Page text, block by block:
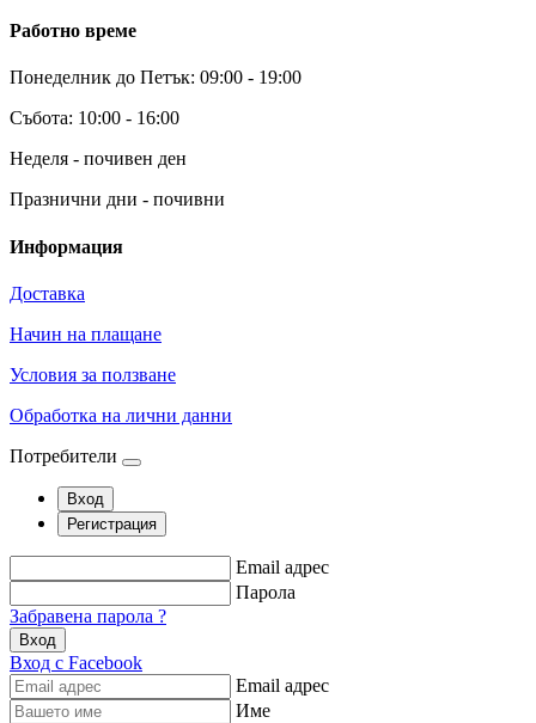
Работно време
Понеделник до Петък: 09:00 - 19:00
Събота: 10:00 - 16:00
Неделя - почивен ден
Празнични дни - почивни
Информация
Доставка
Начин на плащане
Условия за ползване
Обработка на лични данни
Потребители
Вход
Регистрация
Email адрес
Парола
Забравена парола ?
Вход
Вход с Facebook
Email адрес
Име